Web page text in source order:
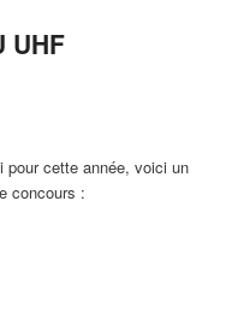
UHF
cette année, voici un
concours :